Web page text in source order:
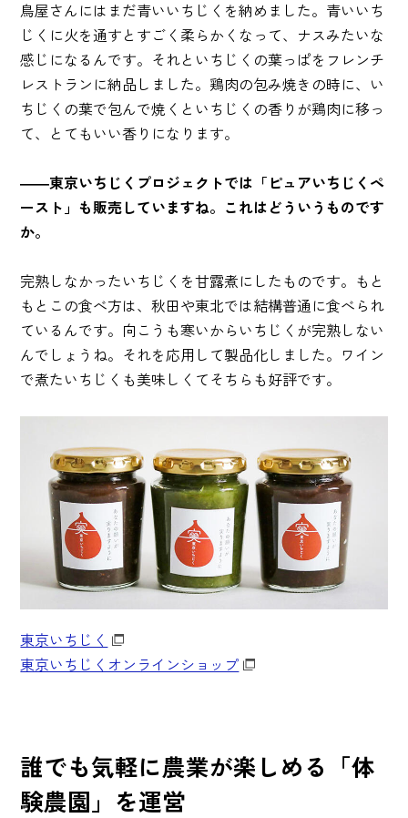
鳥屋さんにはまだ青いいちじくを納めました。青いいち
じくに火を通すとすごく柔らかくなって、ナスみたいな
感じになるんです。それといちじくの葉っぱをフレンチ
レストランに納品しました。鶏肉の包み焼きの時に、い
ちじくの葉で包んで焼くといちじくの香りが鶏肉に移っ
て、とてもいい香りになります。
――東京いちじくプロジェクトでは「ピュアいちじくペ
ースト」も販売していますね。これはどういうものです
か。
完熟しなかったいちじくを甘露煮にしたものです。もと
もとこの食べ方は、秋田や東北では結構普通に食べられ
ているんです。向こうも寒いからいちじくが完熟しない
んでしょうね。それを応用して製品化しました。ワイン
で煮たいちじくも美味しくてそちらも好評です。
東京いちじく
東京いちじくオンラインショップ
誰でも気軽に農業が楽しめる「体
験農園」を運営